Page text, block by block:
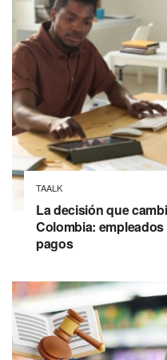
TAALK
La decisión que
Colombia:
pagos